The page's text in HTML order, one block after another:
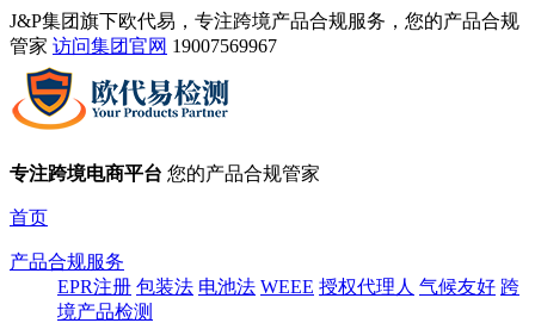
J&P集团旗下欧代易，专注跨境产品合规服务，您的产品合规
管家 访问集团官网 19007569967
专注跨境电商平台 您的产品合规管家
首页
产品合规服务
EPR注册 包装法 电池法 WEEE 授权代理人 气候友好 跨
境产品检测